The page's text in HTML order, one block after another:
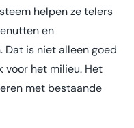
helpen ze telers
en
is niet alleen goed
voor het milieu. Het
met bestaande